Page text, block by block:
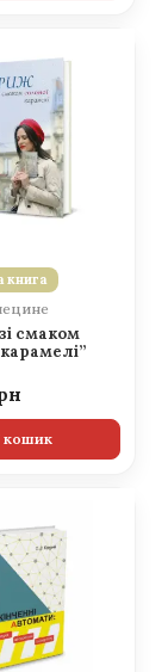
книга
смаком
кошик